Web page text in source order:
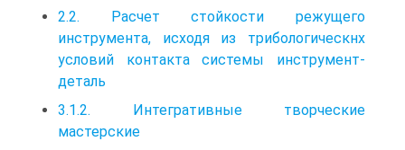
2.2. Расчет стойкости режущего
инструмента, исходя из трибологическнх
условий контакта системы инструмент-
деталь
3.1.2. Интегративные творческие
мастерские